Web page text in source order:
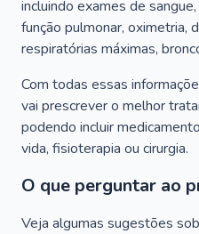
incluindo exames de
função pulmonar, oximetria,
respiratórias máximas,
Com todas essas
vai prescrever o melhor
podendo incluir
vida, fisioterapia ou cirurgia.
O que perguntar ao
Veja algumas sugestões